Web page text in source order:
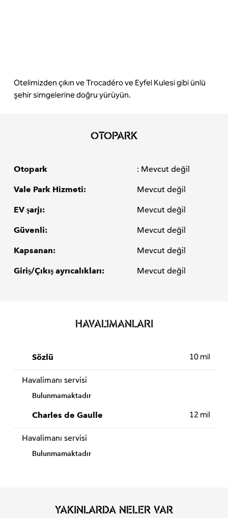
Otelimizden çıkın ve Trocadéro ve Eyfel Kulesi gibi ünlü
şehir simgelerine doğru yürüyün.
OTOPARK
Otopark : Mevcut değil
Vale Park Hizmeti: Mevcut değil
EV şarjı: Mevcut değil
Güvenli: Mevcut değil
Kapsanan: Mevcut değil
Giriş/Çıkış ayrıcalıkları: Mevcut değil
HAVALIMANLARI
Sözlü 10 mil
Havalimanı servisi
Bulunmamaktadır
Charles de Gaulle 12 mil
Havalimanı servisi
Bulunmamaktadır
YAKINLARDA NELER VAR